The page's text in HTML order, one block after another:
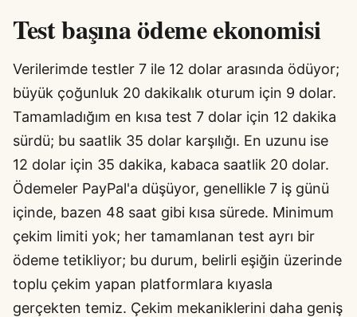
Test başına ödeme ekonomisi
Verilerimde testler 7 ile 12 dolar arasında ödüyor;
büyük çoğunluk 20 dakikalık oturum için 9 dolar.
Tamamladığım en kısa test 7 dolar için 12 dakika
sürdü; bu saatlik 35 dolar karşılığı. En uzunu ise
12 dolar için 35 dakika, kabaca saatlik 20 dolar.
Ödemeler PayPal'a düşüyor, genellikle 7 iş günü
içinde, bazen 48 saat gibi kısa sürede. Minimum
çekim limiti yok; her tamamlanan test ayrı bir
ödeme tetikliyor; bu durum, belirli eşiğin üzerinde
toplu çekim yapan platformlara kıyasla
gerçekten temiz. Çekim mekaniklerini daha geniş